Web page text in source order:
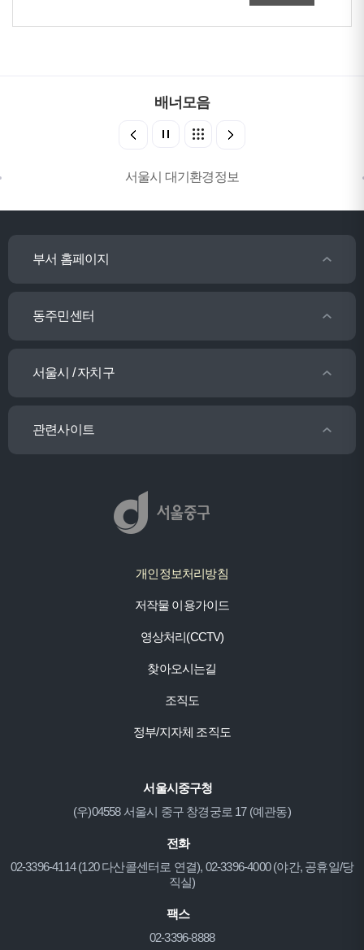
배너모음
서울시 대기환경정보
부서 홈페이지
동주민센터
서울시 / 자치구
관련사이트
개인정보처리방침
저작물 이용가이드
영상처리(CCTV)
찾아오시는길
조직도
정부/지자체 조직도
서울시중구청
(우)04558 서울시 중구 창경궁로 17 (예관동)
전화
02-3396-4114 (120 다산콜센터로 연결), 02-3396-4000 (야간, 공휴일/당
직실)
팩스
02-3396-8888